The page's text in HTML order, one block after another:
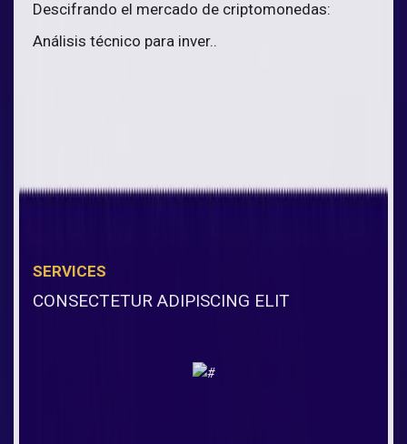
Descifrando el mercado de criptomonedas:
Análisis técnico para inver..
SERVICES
CONSECTETUR ADIPISCING ELIT